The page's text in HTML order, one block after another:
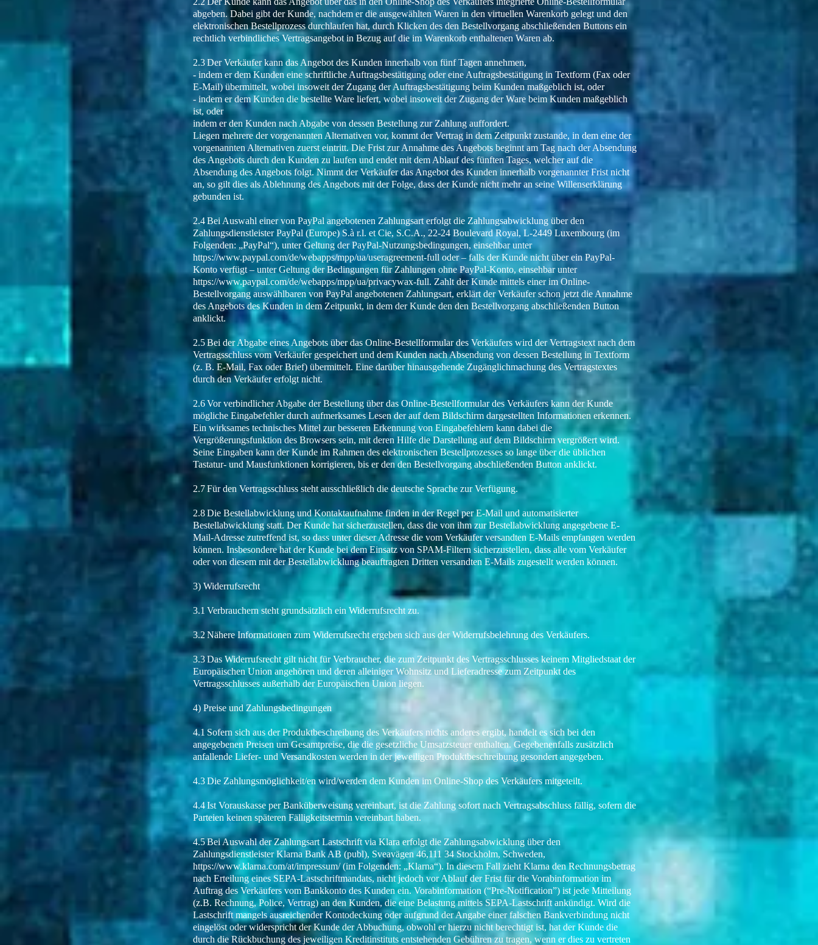
abgeben. Dabei gibt der Kunde, nachdem er die ausgewählten Waren in den virtuellen Warenkorb gelegt und den
elektronischen Bestellprozess durchlaufen hat, durch Klicken des den Bestellvorgang abschließenden Buttons ein
rechtlich verbindliches Vertragsangebot in Bezug auf die im Warenkorb enthaltenen Waren ab.
2.3 Der Verkäufer kann das Angebot des Kunden innerhalb von fünf Tagen annehmen,
- indem er dem Kunden eine schriftliche Auftragsbestätigung oder eine Auftragsbestätigung in Textform (Fax oder
E-Mail) übermittelt, wobei insoweit der Zugang der Auftragsbestätigung beim Kunden maßgeblich ist, oder
- indem er dem Kunden die bestellte Ware liefert, wobei insoweit der Zugang der Ware beim Kunden maßgeblich
ist, oder
indem er den Kunden nach Abgabe von dessen Bestellung zur Zahlung auffordert.
Liegen mehrere der vorgenannten Alternativen vor, kommt der Vertrag in dem Zeitpunkt zustande, in dem eine der
vorgenannten Alternativen zuerst eintritt. Die Frist zur Annahme des Angebots beginnt am Tag nach der Absendung
des Angebots durch den Kunden zu laufen und endet mit dem Ablauf des fünften Tages, welcher auf die
Absendung des Angebots folgt. Nimmt der Verkäufer das Angebot des Kunden innerhalb vorgenannter Frist nicht
an, so gilt dies als Ablehnung des Angebots mit der Folge, dass der Kunde nicht mehr an seine Willenserklärung
gebunden ist.
2.4 Bei Auswahl einer von PayPal angebotenen Zahlungsart erfolgt die Zahlungsabwicklung über den
Zahlungsdienstleister PayPal (Europe) S.à r.l. et Cie, S.C.A., 22-24 Boulevard Royal, L-2449 Luxembourg (im
Folgenden: „PayPal“), unter Geltung der PayPal-Nutzungsbedingungen, einsehbar unter
https://www.paypal.com/de/webapps/mpp/ua/useragreement-full oder – falls der Kunde nicht über ein PayPal-
Konto verfügt – unter Geltung der Bedingungen für Zahlungen ohne PayPal-Konto, einsehbar unter
https://www.paypal.com/de/webapps/mpp/ua/privacywax-full. Zahlt der Kunde mittels einer im Online-
Bestellvorgang auswählbaren von PayPal angebotenen Zahlungsart, erklärt der Verkäufer schon jetzt die Annahme
des Angebots des Kunden in dem Zeitpunkt, in dem der Kunde den den Bestellvorgang abschließenden Button
anklickt.
2.5 Bei der Abgabe eines Angebots über das Online-Bestellformular des Verkäufers wird der Vertragstext nach dem
Vertragsschluss vom Verkäufer gespeichert und dem Kunden nach Absendung von dessen Bestellung in Textform
(z. B. E-Mail, Fax oder Brief) übermittelt. Eine darüber hinausgehende Zugänglichmachung des Vertragstextes
durch den Verkäufer erfolgt nicht.
2.6 Vor verbindlicher Abgabe der Bestellung über das Online-Bestellformular des Verkäufers kann der Kunde
mögliche Eingabefehler durch aufmerksames Lesen der auf dem Bildschirm dargestellten Informationen erkennen.
Ein wirksames technisches Mittel zur besseren Erkennung von Eingabefehlern kann dabei die
Vergrößerungsfunktion des Browsers sein, mit deren Hilfe die Darstellung auf dem Bildschirm vergrößert wird.
Seine Eingaben kann der Kunde im Rahmen des elektronischen Bestellprozesses so lange über die üblichen
Tastatur- und Mausfunktionen korrigieren, bis er den den Bestellvorgang abschließenden Button anklickt.
2.7 Für den Vertragsschluss steht ausschließlich die deutsche Sprache zur Verfügung.
2.8 Die Bestellabwicklung und Kontaktaufnahme finden in der Regel per E-Mail und automatisierter
Bestellabwicklung statt. Der Kunde hat sicherzustellen, dass die von ihm zur Bestellabwicklung angegebene E-
Mail-Adresse zutreffend ist, so dass unter dieser Adresse die vom Verkäufer versandten E-Mails empfangen werden
können. Insbesondere hat der Kunde bei dem Einsatz von SPAM-Filtern sicherzustellen, dass alle vom Verkäufer
oder von diesem mit der Bestellabwicklung beauftragten Dritten versandten E-Mails zugestellt werden können.
3) Widerrufsrecht
3.1 Verbrauchern steht grundsätzlich ein Widerrufsrecht zu.
3.2 Nähere Informationen zum Widerrufsrecht ergeben sich aus der Widerrufsbelehrung des Verkäufers.
3.3 Das Widerrufsrecht gilt nicht für Verbraucher, die zum Zeitpunkt des Vertragsschlusses keinem Mitgliedstaat der
Europäischen Union angehören und deren alleiniger Wohnsitz und Lieferadresse zum Zeitpunkt des
Vertragsschlusses außerhalb der Europäischen Union liegen.
4) Preise und Zahlungsbedingungen
4.1 Sofern sich aus der Produktbeschreibung des Verkäufers nichts anderes ergibt, handelt es sich bei den
angegebenen Preisen um Gesamtpreise, die die gesetzliche Umsatzsteuer enthalten. Gegebenenfalls zusätzlich
anfallende Liefer- und Versandkosten werden in der jeweiligen Produktbeschreibung gesondert angegeben.
4.3 Die Zahlungsmöglichkeit/en wird/werden dem Kunden im Online-Shop des Verkäufers mitgeteilt.
4.4 Ist Vorauskasse per Banküberweisung vereinbart, ist die Zahlung sofort nach Vertragsabschluss fällig, sofern die
Parteien keinen späteren Fälligkeitstermin vereinbart haben.
4.5 Bei Auswahl der Zahlungsart Lastschrift via Klara erfolgt die Zahlungsabwicklung über den
Zahlungsdienstleister Klarna Bank AB (publ), Sveavägen 46,111 34 Stockholm, Schweden,
https://www.klarna.com/at/impressum/(im Folgenden: „Klarna“). In diesem Fall zieht Klarna den Rechnungsbetrag
nach Erteilung eines SEPA-Lastschriftmandats, nicht jedoch vor Ablauf der Frist für die Vorabinformation im
Auftrag des Verkäufers vom Bankkonto des Kunden ein. Vorabinformation (“Pre-Notification”) ist jede Mitteilung
(z.B. Rechnung, Police, Vertrag) an den Kunden, die eine Belastung mittels SEPA-Lastschrift ankündigt. Wird die
Lastschrift mangels ausreichender Kontodeckung oder aufgrund der Angabe einer falschen Bankverbindung nicht
eingelöst oder widerspricht der Kunde der Abbuchung, obwohl er hierzu nicht berechtigt ist, hat der Kunde die
durch die Rückbuchung des jeweiligen Kreditinstituts entstehenden Gebühren zu tragen, wenn er dies zu vertreten